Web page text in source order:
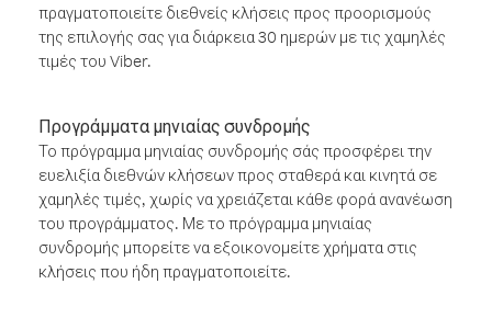
πραγματοποιείτε διεθνείς κλήσεις προς προορισμούς
της επιλογής σας για διάρκεια 30 ημερών με τις χαμηλές
τιμές του Viber.
Προγράμματα μηνιαίας συνδρομής
Το πρόγραμμα μηνιαίας συνδρομής σάς προσφέρει την
ευελιξία διεθνών κλήσεων προς σταθερά και κινητά σε
χαμηλές τιμές, χωρίς να χρειάζεται κάθε φορά ανανέωση
του προγράμματος. Με το πρόγραμμα μηνιαίας
συνδρομής μπορείτε να εξοικονομείτε χρήματα στις
κλήσεις που ήδη πραγματοποιείτε.